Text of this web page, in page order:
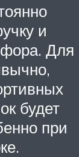
и
Для
будет
при